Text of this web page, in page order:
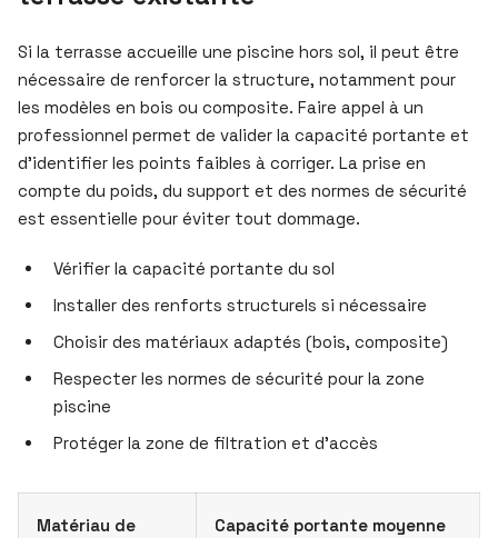
Si la terrasse accueille une piscine hors sol, il peut être
nécessaire de renforcer la structure, notamment pour
les modèles en bois ou composite. Faire appel à un
professionnel permet de valider la capacité portante et
d’identifier les points faibles à corriger. La prise en
compte du poids, du support et des normes de sécurité
est essentielle pour éviter tout dommage.
Vérifier la capacité portante du sol
Installer des renforts structurels si nécessaire
Choisir des matériaux adaptés (bois, composite)
Respecter les normes de sécurité pour la zone
piscine
Protéger la zone de filtration et d’accès
Matériau de
Capacité portante moyenne